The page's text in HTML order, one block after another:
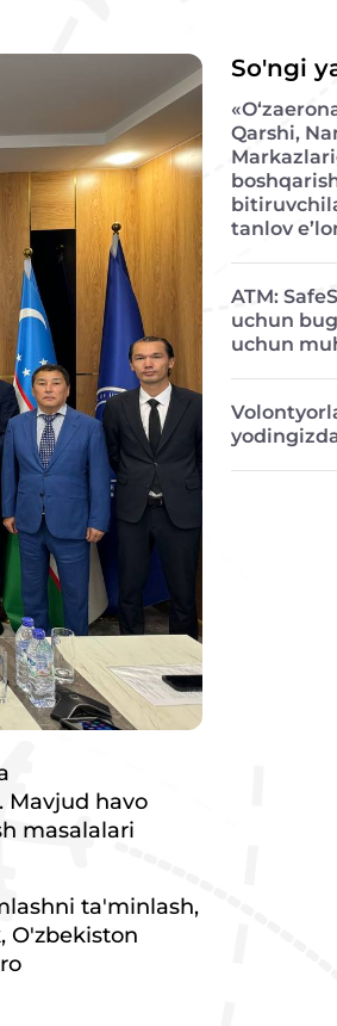
Mavjud havo
masalalari
ta'minlash,
O'zbekiston
So'ngi
Qarshi,
tanlov
ATM:
uchun
uchun